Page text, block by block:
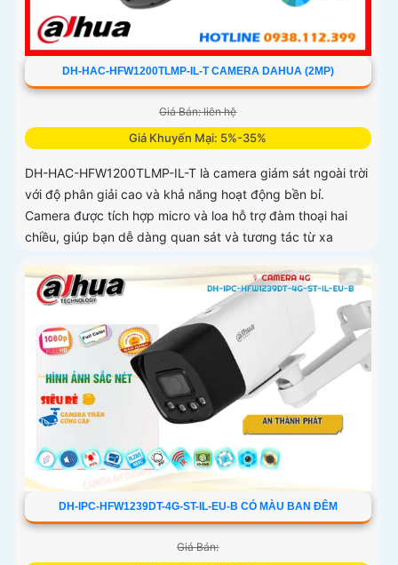
DH-HAC-HFW1200TLMP-IL-T CAMERA DAHUA (2MP)
Giá Bán: liên hệ
Giá Khuyến Mại: 5%-35%
DH-HAC-HFW1200TLMP-IL-T là camera giám sát ngoài trời
với độ phân giải cao và khả năng hoạt động bền bỉ.
Camera được tích hợp micro và loa hỗ trợ đàm thoại hai
chiều, giúp bạn dễ dàng quan sát và tương tác từ xa
DH-IPC-HFW1239DT-4G-ST-IL-EU-B CÓ MÀU BAN ĐÊM
Giá Bán: